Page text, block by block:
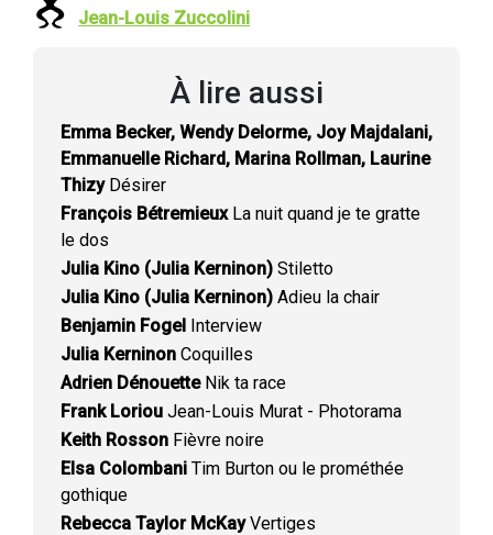
Jean-Louis Zuccolini
À lire aussi
Emma Becker, Wendy Delorme, Joy Majdalani,
Emmanuelle Richard, Marina Rollman, Laurine
ThizyDésirer
François BétremieuxLa nuit quand je te gratte
le dos
Julia Kino (Julia Kerninon) Stiletto
Julia Kino (Julia Kerninon) Adieu la chair
Benjamin Fogel Interview
Julia Kerninon Coquilles
Adrien DénouetteNik ta race
Frank Loriou Jean-Louis Murat - Photorama
Keith Rosson Fièvre noire
Elsa Colombani Tim Burton ou le prométhée
gothique
Rebecca Taylor McKayVertiges